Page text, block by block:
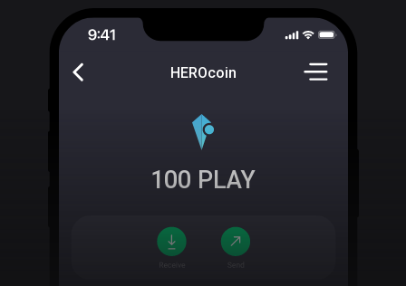
HEROcoin
100 PLAY